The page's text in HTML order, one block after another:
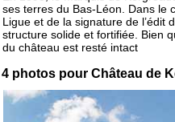
ses terres du Bas-Léon. Dans le
Ligue et de la signature de l’édit
structure solide et fortifiée. Bien
du château est resté intact
4 photos pour Château de